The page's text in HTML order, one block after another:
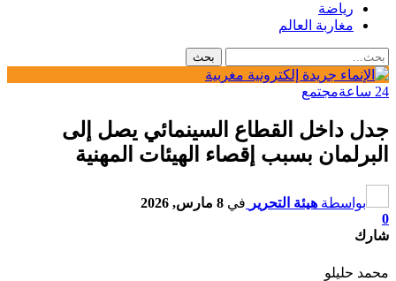
رياضة
مغاربة العالم
24 ساعة مجتمع
جدل داخل القطاع السينمائي يصل إلى
البرلمان بسبب إقصاء الهيئات المهنية
بواسطة هيئة التحرير في 8 مارس, 2026
0
شارك
محمد حليلو